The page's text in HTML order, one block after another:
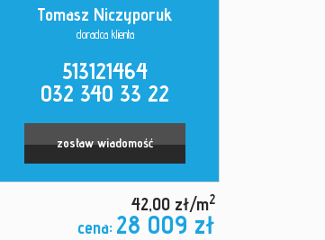
Tomasz Niczyporuk
doradca klienta
513121464
032 340 33 22
zostaw wiadomość
42,00 zł/m2
cena: 28 009 zł